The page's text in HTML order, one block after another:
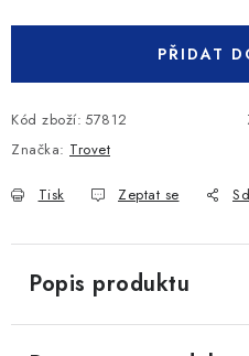
PŘIDAT
Kód zboží: 57812
Značka: Trovet
Tisk Zeptat se
Popis produktu